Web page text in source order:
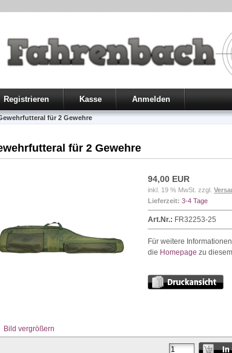
Registrieren Kasse Anmelden
für 2 Gewehre
für 2 Gewehre
Bild vergrößern
94,00 EUR
inkl. 19 % MwSt. zzgl.
Lieferzeit: 3-4 Tage
Art.Nr.: FR32253-25
Für weitere
die Homepage zu